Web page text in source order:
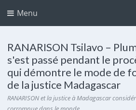
Menu
RANARISON Tsilavo –
s'est passé pendant le
qui démontre le mode de
de la justice Madagascar
RANARISON et la justice à Madagascar